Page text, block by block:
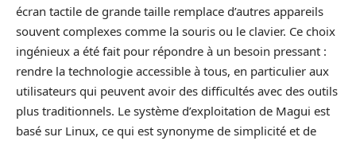
écran tactile de grande taille remplace d’autres appareils
souvent complexes comme la souris ou le clavier. Ce choix
ingénieux a été fait pour répondre à un besoin pressant :
rendre la technologie accessible à tous, en particulier aux
utilisateurs qui peuvent avoir des difficultés avec des outils
plus traditionnels. Le système d’exploitation de Magui est
basé sur Linux, ce qui est synonyme de simplicité et de